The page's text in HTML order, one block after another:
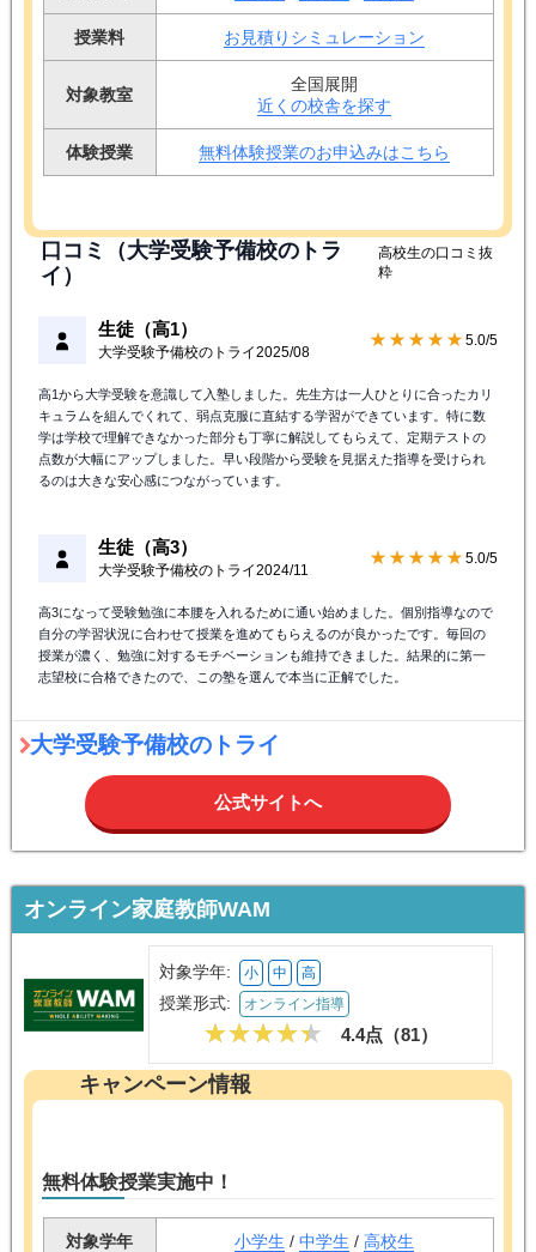
授業料 お見積りシミュレーション
対象教室
全国展開
近くの校舎を探す
体験授業 無料体験授業のお申込みはこちら
口コミ（大学受験予備校のトラ
イ）
高校生の口コミ抜
粋
生徒（高1）
大学受験予備校のトライ2025/08
★★★★★ 5.0/5
高1から大学受験を意識して入塾しました。先生方は一人ひとりに合ったカリ
キュラムを組んでくれて、弱点克服に直結する学習ができています。特に数
学は学校で理解できなかった部分も丁寧に解説してもらえて、定期テストの
点数が大幅にアップしました。早い段階から受験を見据えた指導を受けられ
るのは大きな安心感につながっています。
生徒（高3）
大学受験予備校のトライ2024/11
★★★★★ 5.0/5
高3になって受験勉強に本腰を入れるために通い始めました。個別指導なので
自分の学習状況に合わせて授業を進めてもらえるのが良かったです。毎回の
授業が濃く、勉強に対するモチベーションも維持できました。結果的に第一
志望校に合格できたので、この塾を選んで本当に正解でした。
大学受験予備校のトライ
公式サイトへ
オンライン家庭教師WAM
対象学年: 小 中 高
授業形式: オンライン指導
4.4点（81）
キャンペーン情報
無料体験授業実施中！
対象学年 小学生 / 中学生 / 高校生